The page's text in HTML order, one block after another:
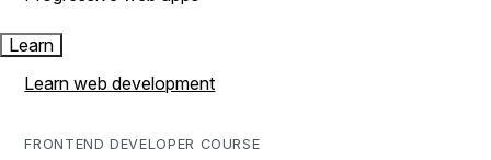
Learn
Learn web development
FRONTEND DEVELOPER COURSE